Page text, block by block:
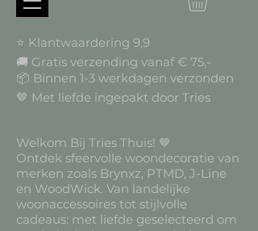
⭐ Klantwaardering 9,9
🚚 Gratis verzending vanaf € 75,-
📦 Binnen 1-3 werkdagen verzonden
🤎 Met liefde ingepakt door Tries
Welkom Bij Tries Thuis! 🤎
Ontdek sfeervolle woondecoratie van
merken zoals Brynxz, PTMD, J-Line
en WoodWick. Van landelijke
woonaccessoires tot stijlvolle
cadeaus: met liefde geselecteerd om